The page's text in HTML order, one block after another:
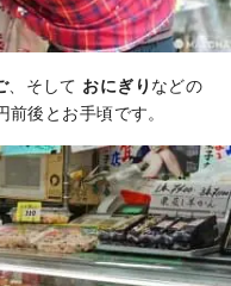
、そして おにぎり などの
後とお手頃です。